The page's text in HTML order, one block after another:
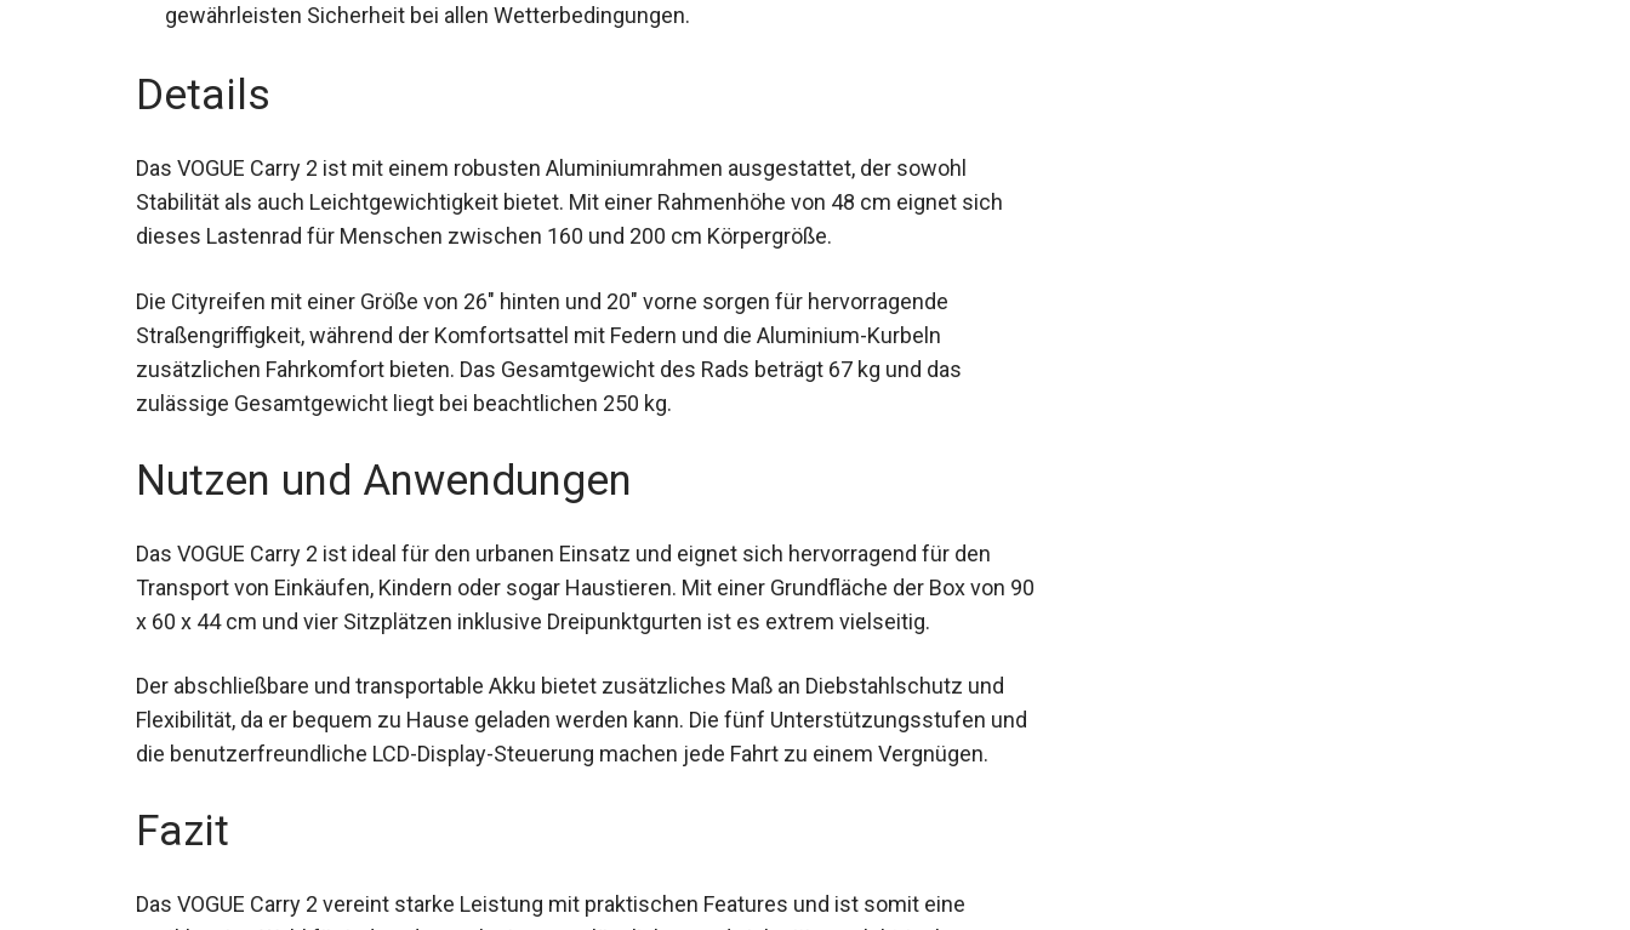
gewährleisten Sicherheit bei allen Wetterbedingungen.
Details
Das VOGUE Carry 2 ist mit einem robusten Aluminiumrahmen ausgestattet, der sowohl
Stabilität als auch Leichtgewichtigkeit bietet. Mit einer Rahmenhöhe von 48 cm eignet sich
dieses Lastenrad für Menschen zwischen 160 und 200 cm Körpergröße.
Die Cityreifen mit einer Größe von 26″ hinten und 20″ vorne sorgen für hervorragende
Straßengriffigkeit, während der Komfortsattel mit Federn und die Aluminium-Kurbeln
zusätzlichen Fahrkomfort bieten. Das Gesamtgewicht des Rads beträgt 67 kg und das
zulässige Gesamtgewicht liegt bei beachtlichen 250 kg.
Nutzen und Anwendungen
Das VOGUE Carry 2 ist ideal für den urbanen Einsatz und eignet sich hervorragend für den
Transport von Einkäufen, Kindern oder sogar Haustieren. Mit einer Grundfläche der Box von
90 x 60 x 44 cm und vier Sitzplätzen inklusive Dreipunktgurten ist es extrem vielseitig.
Der abschließbare und transportable Akku bietet zusätzliches Maß an Diebstahlschutz und
Flexibilität, da er bequem zu Hause geladen werden kann. Die fünf Unterstützungsstufen
und die benutzerfreundliche LCD-Display-Steuerung machen jede Fahrt zu einem